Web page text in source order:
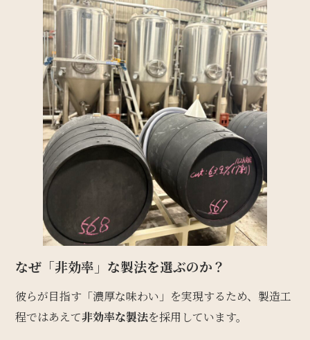
なぜ「非効率」な製法を選ぶのか？
彼らが目指す「濃厚な味わい」を実現するため、製造工
程ではあえて非効率な製法を採用しています。